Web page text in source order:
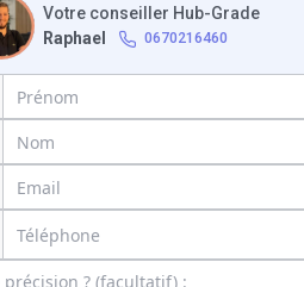
Votre conseiller Hub-Grade
Raphael
0670216460